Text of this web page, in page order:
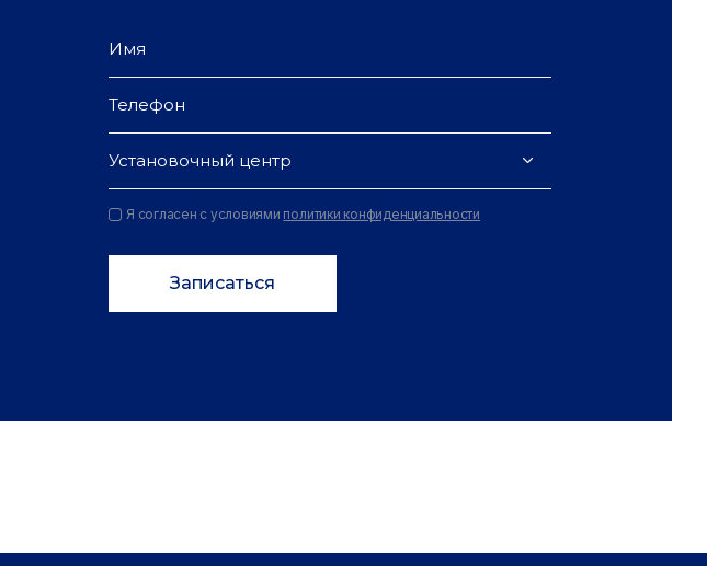
Установочный центр
Я согласен с условиями политики конфиденциальности
Записаться